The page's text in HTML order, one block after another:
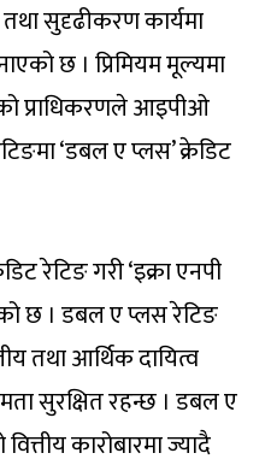
सुदृढीकरण कार्यमा
छ । प्रिमियम मूल्यमा
प्राधिकरणले आइपीओ
‘डबल ए प्लस’ क्रेडिट
रेटिङ गरी ‘इक्रा एनपी
छ । डबल ए प्लस रेटिङ
तथा आर्थिक दायित्व
सुरक्षित रहन्छ । डबल ए
कारोबारमा ज्यादै